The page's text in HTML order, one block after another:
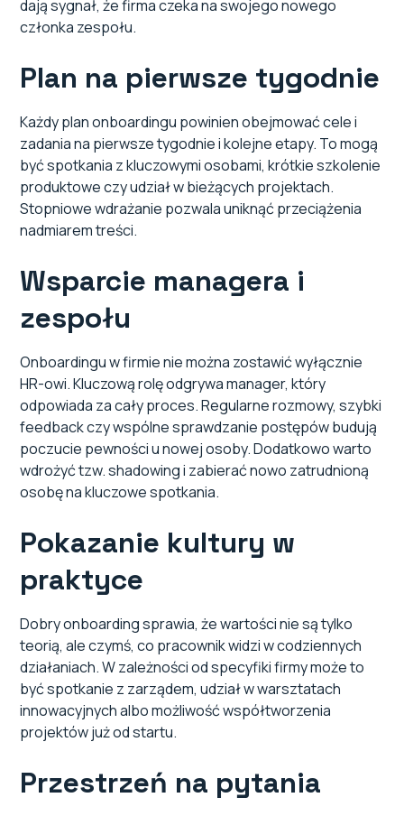
dają sygnał, że firma czeka na swojego nowego
członka zespołu.
Plan na pierwsze tygodnie
Każdy plan onboardingu powinien obejmować cele i
zadania na pierwsze tygodnie i kolejne etapy. To mogą
być spotkania z kluczowymi osobami, krótkie szkolenie
produktowe czy udział w bieżących projektach.
Stopniowe wdrażanie pozwala uniknąć przeciążenia
nadmiarem treści.
Wsparcie managera i
zespołu
Onboardingu w firmie nie można zostawić wyłącznie
HR-owi. Kluczową rolę odgrywa manager, który
odpowiada za cały proces. Regularne rozmowy, szybki
feedback czy wspólne sprawdzanie postępów budują
poczucie pewności u nowej osoby. Dodatkowo warto
wdrożyć tzw. shadowing i zabierać nowo zatrudnioną
osobę na kluczowe spotkania.
Pokazanie kultury w
praktyce
Dobry onboarding sprawia, że wartości nie są tylko
teorią, ale czymś, co pracownik widzi w codziennych
działaniach. W zależności od specyfiki firmy może to
być spotkanie z zarządem, udział w warsztatach
innowacyjnych albo możliwość współtworzenia
projektów już od startu.
Przestrzeń na pytania